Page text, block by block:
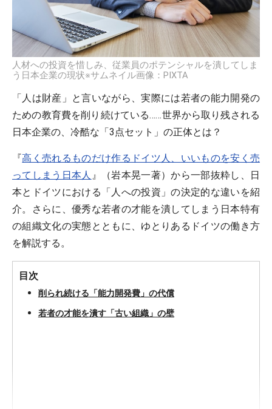
人材への投資を惜しみ、従業員のポテンシャルを潰してしま
う日本企業の現状※サムネイル画像：PIXTA
「人は財産」と言いながら、実際には若者の能力開発の
ための教育費を削り続けている……世界から取り残される
日本企業の、冷酷な「3点セット」の正体とは？
『高く売れるものだけ作るドイツ人、いいものを安く売
ってしまう日本人 』（岩本晃一著）から一部抜粋し、日
本とドイツにおける「人への投資」の決定的な違いを紹
介。さらに、優秀な若者の才能を潰してしまう日本特有
の組織文化の実態とともに、ゆとりあるドイツの働き方
を解説する。
目次
削られ続ける「能力開発費」の代償
若者の才能を潰す「古い組織」の壁